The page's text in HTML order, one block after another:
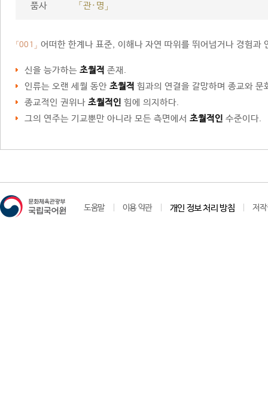
품사 「관·명」
「001」 어떠한 한계나 표준, 이해나 자연 따위를 뛰어넘거나 경험과
신을 능가하는 초월적 존재.
인류는 오랜 세월 동안 초월적 힘과의 연결을 갈망하며 종교와 문
종교적인 권위나 초월적인 힘에 의지하다.
그의 연주는 기교뿐만 아니라 모든 측면에서 초월적인 수준이다.
도움말 이용 약관 개인 정보 처리 방침 저